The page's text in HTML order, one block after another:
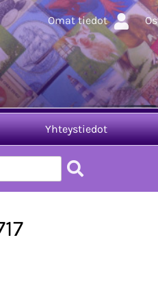
Omat tiedot
Yhteystiedot